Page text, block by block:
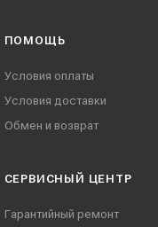
ПОМОЩЬ
Условия оплаты
Условия доставки
Обмен и возврат
СЕРВИСНЫЙ ЦЕНТР
Гарантийный ремонт